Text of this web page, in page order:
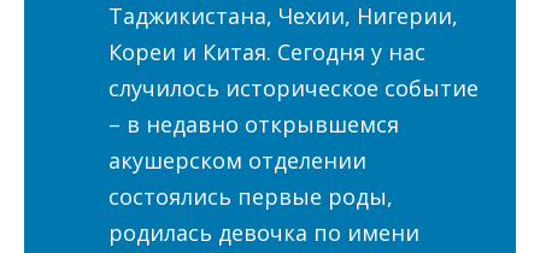
Таджикистана, Чехии, Нигерии,
Кореи и Китая. Сегодня у нас
случилось историческое событие
– в недавно открывшемся
акушерском отделении
состоялись первые роды,
родилась девочка по имени